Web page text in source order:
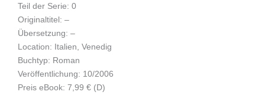
Teil der Serie: 0
Originaltitel: –
Übersetzung: –
Location: Italien, Venedig
Buchtyp: Roman
Veröffentlichung: 10/2006
Preis eBook: 7,99 € (D)